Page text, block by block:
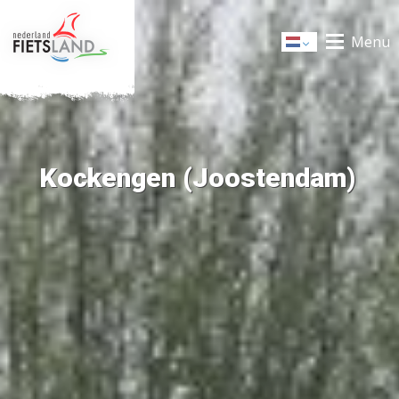
Dutch Menu
Kockengen (Joostendam)